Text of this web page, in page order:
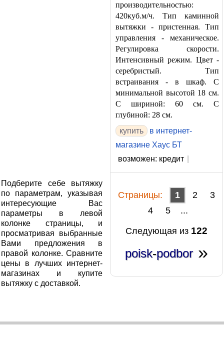
производительностью:
420куб.м/ч. Тип каминной
вытяжки - пристенная. Тип
управления - механическое.
Регулировка скорости.
Интенсивный режим. Цвет -
серебристый. Тип
встраивания - в шкаф. С
минимальной высотой 18 см.
С шириной: 60 см. С
глубиной: 28 см.
в интернет-
магазине Хаус БТ
возможен: кредит
Cтраницы: 1 2
3
4
5 ...
Следующая из 122
poisk-podbor»
Подберите себе вытяжку
по параметрам, указывая
интересующие Вас
параметры в левой
колонке страницы, и
просматривая выбранные
Вами предложения в
правой колонке. Сравните
цены в лучших интернет-
магазинах и купите
вытяжку с доставкой.